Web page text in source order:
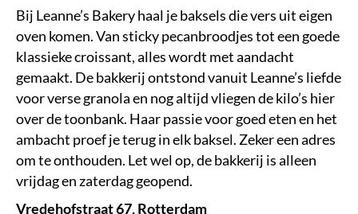
Bij Leanne’s Bakery haal je baksels die vers uit eigen
oven komen. Van sticky pecanbroodjes tot een goede
klassieke croissant, alles wordt met aandacht
gemaakt. De bakkerij ontstond vanuit Leanne’s liefde
voor verse granola en nog altijd vliegen de kilo’s hier
over de toonbank. Haar passie voor goed eten en het
ambacht proef je terug in elk baksel. Zeker een adres
om te onthouden. Let wel op, de bakkerij is alleen
vrijdag en zaterdag geopend.
Vredehofstraat 67, Rotterdam